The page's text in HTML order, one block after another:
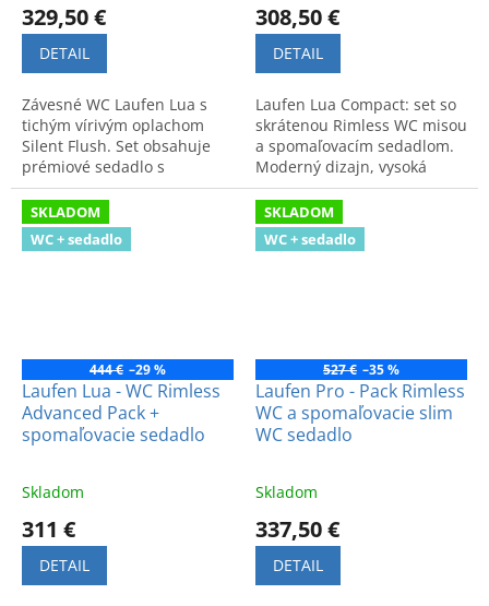
329,50 €
DETAIL
Závesné WC Laufen Lua s
tichým vírivým oplachom
Silent Flush. Set obsahuje
prémiové sedadlo s
plynulým spomaľovaním pre
maximálny komfort a čistotu.
308,50 €
DETAIL
Laufen Lua Compact: set so
skrátenou Rimless WC misou
a spomaľovacím sedadlom.
Moderný dizajn, vysoká
hygiena a funkčnosť pre
štýlovú kúpeľňu.
SKLADOM
WC + sedadlo
444 € –29 %
Laufen Lua - WC Rimless
Advanced Pack +
spomaľovacie sedadlo
Skladom
311 €
DETAIL
SKLADOM
WC + sedadlo
527 € –35 %
Laufen Pro - Pack Rimless
WC a spomaľovacie slim
WC sedadlo
Skladom
337,50 €
DETAIL